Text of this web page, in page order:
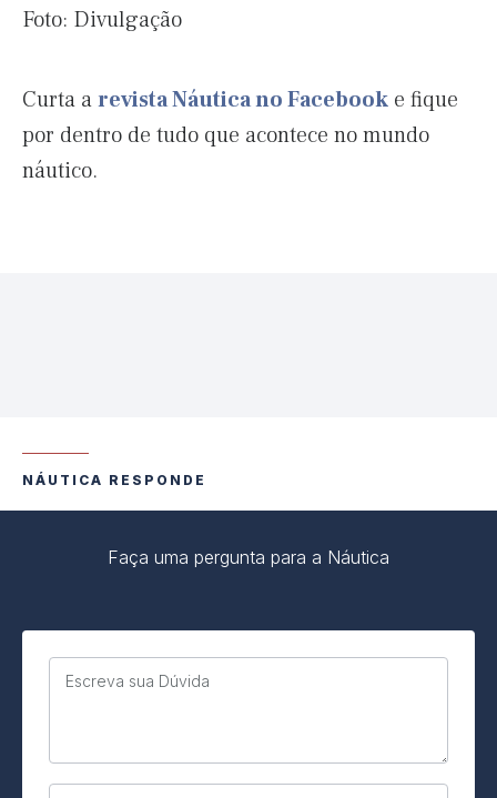
Foto: Divulgação
Curta arevista Náutica no Facebook e fique
por dentro de tudo que acontece no mundo
náutico.
NÁUTICA RESPONDE
Faça uma pergunta para a Náutica
Escreva sua Dúvida